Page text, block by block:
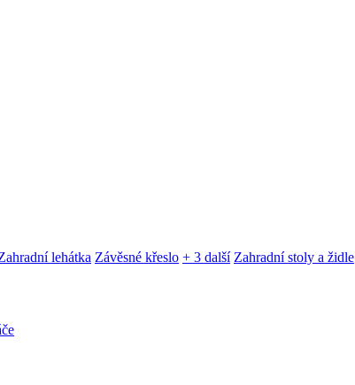
lehátka Závěsné křeslo + 3 další Zahradní stoly a židle